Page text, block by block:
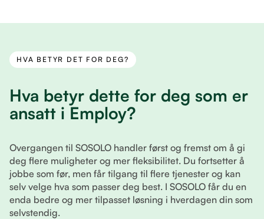
HVA BETYR DET FOR DEG?
Hva betyr dette for deg som er
ansatt i Employ?
Overgangen til SOSOLO handler først og fremst om å gi
deg flere muligheter og mer fleksibilitet. Du fortsetter å
jobbe som før, men får tilgang til flere tjenester og kan
selv velge hva som passer deg best. I SOSOLO får du en
enda bedre og mer tilpasset løsning i hverdagen din som
selvstendig.